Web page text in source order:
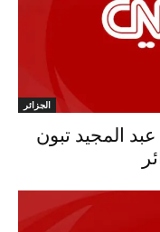
الجزائر
المجيد تبون